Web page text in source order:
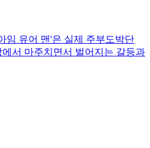
임 유어 맨'은 실제 주부도박단
서 마주치면서 벌어지는 갈등과